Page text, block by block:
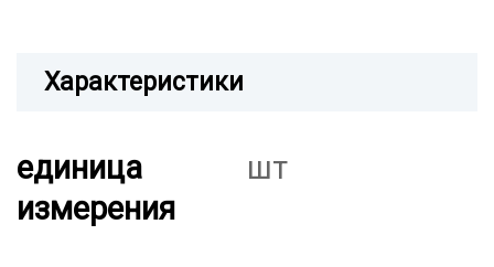
Характеристики
единица
измерения
шт